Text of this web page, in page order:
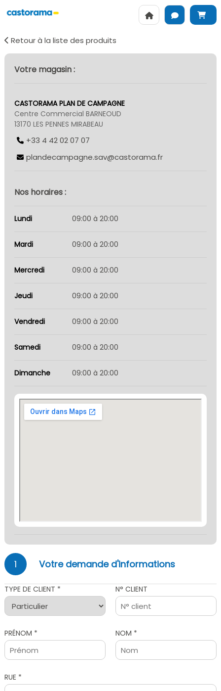
Retour à la liste des produits
Votre magasin :
CASTORAMA PLAN DE CAMPAGNE
Centre Commercial BARNEOUD
13170 LES PENNES MIRABEAU
+33 4 42 02 07 07
plandecampagne.sav@castorama.fr
Nos horaires :
Lundi 09:00 à 20:00
Mardi 09:00 à 20:00
Mercredi 09:00 à 20:00
Jeudi 09:00 à 20:00
Vendredi 09:00 à 20:00
Samedi 09:00 à 20:00
Dimanche 09:00 à 20:00
1 Votre demande d'informations
TYPE DE CLIENT * N° CLIENT
PRÉNOM * NOM *
RUE *